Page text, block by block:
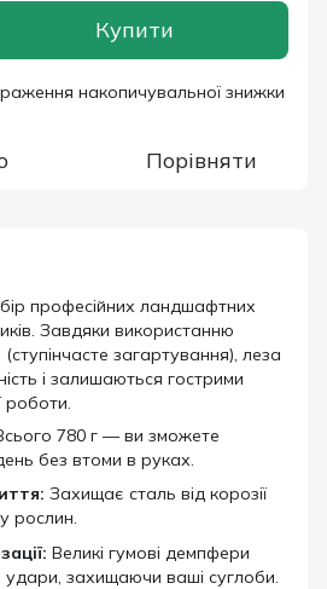
Купити
накопичувальної знижки
Порівняти
професійних ландшафтних
Завдяки використанню
(ступінчасте загартування), леза
і залишаються гострими
роботи.
780 г — ви зможете
без втоми в руках.
Захищає сталь від корозії
рослин.
Великі гумові демпфери
захищаючи ваші суглоби.